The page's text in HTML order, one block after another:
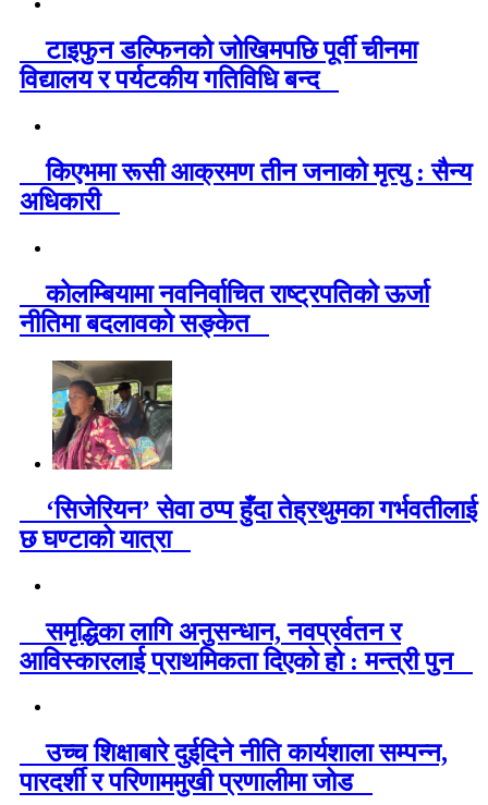
टाइफुन डल्फिनको जोखिमपछि पूर्वी चीनमा
विद्यालय र पर्यटकीय गतिविधि बन्द
किएभमा रूसी आक्रमण तीन जनाको मृत्यु : सैन्य
अधिकारी
कोलम्बियामा नवनिर्वाचित राष्ट्रपतिको ऊर्जा
नीतिमा बदलावको सङ्केत
‘सिजेरियन’ सेवा ठप्प हुँदा तेह्रथुमका गर्भवतीलाई
छ घण्टाको यात्रा
समृद्धिका लागि अनुसन्धान, नवप्रर्वतन र
आविस्कारलाई प्राथमिकता दिएको हो : मन्त्री पुन
उच्च शिक्षाबारे दुईदिने नीति कार्यशाला सम्पन्न,
पारदर्शी र परिणाममुखी प्रणालीमा जोड